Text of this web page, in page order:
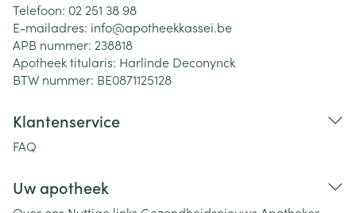
Telefoon: 02 251 38 98
E-mailadres: info@apotheekkassei.be
APB nummer: 238818
Apotheek titularis: Harlinde Deconynck
BTW nummer: BE0871125128
Klantenservice
FAQ
Uw apotheek